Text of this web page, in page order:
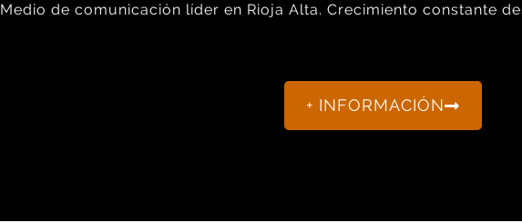
Medio de comunicación líder en Rioja Alta. Crecimiento constante
+ INFORMACIÓN